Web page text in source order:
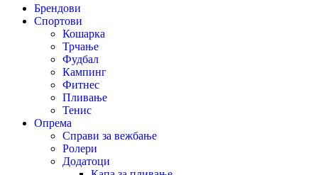
Брендови
Спортови
Кошарка
Трчање
Фудбал
Кампинг
Фитнес
Пливање
Тенис
Опрема
Справи за вежбање
Ролери
Додатоци